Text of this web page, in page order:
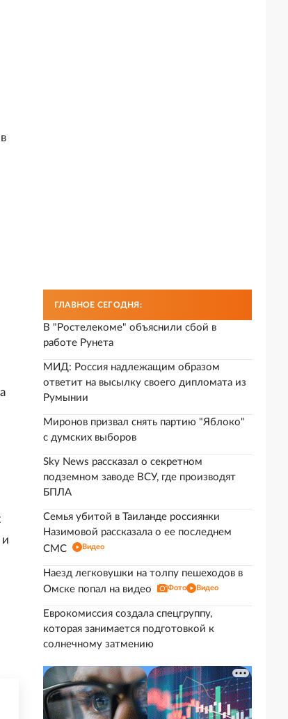
ГЛАВНОЕ СЕГОДНЯ:
В "Ростелекоме" объяснили сбой в
работе Рунета
МИД: Россия надлежащим образом
ответит на высылку своего дипломата из
Румынии
Миронов призвал снять партию "Яблоко"
с думских выборов
Sky News рассказал о секретном
подземном заводе ВСУ, где производят
БПЛА
Семья убитой в Таиланде россиянки
Назимовой рассказала о ее последнем
СМС
Видео
Наезд легковушки на толпу пешеходов в
Омске попал на видео
Фото Видео
Еврокомиссия создала спецгруппу,
которая занимается подготовкой к
солнечному затмению